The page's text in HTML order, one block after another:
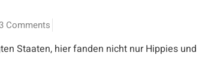
Comments
Staaten, hier fanden nicht nur Hippies und